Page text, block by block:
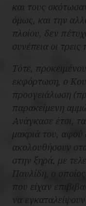
και τους
όμως, και την
πλοίου, δεν
συνέπεια οι
Τότε,
εκφόρτωση, ο
προσγειάλωση
παρακείμενη
Ανάγκασε έτσι,
μακριά του,
ακολουθήσουν
στην ξηρά, με
Παυλίδη, ο
που είχαν
να